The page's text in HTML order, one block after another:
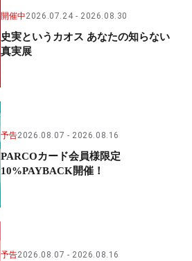
開催中2026.07.24 2026.08.30
史実というカオス あなたの知らない
真実展
予告2026.08.07 2026.08.16
PARCOカード会員様限定
10%PAYBACK開催！
予告2026.08.07 2026.08.16